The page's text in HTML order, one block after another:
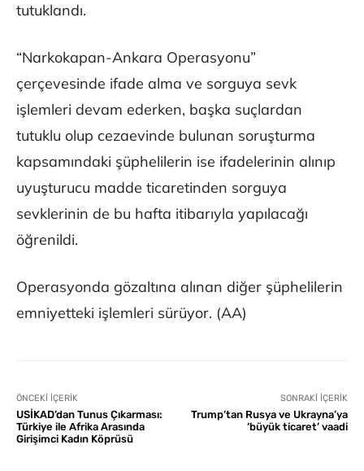
tutuklandı.
“Narkokapan-Ankara Operasyonu”
çerçevesinde ifade alma ve sorguya sevk
işlemleri devam ederken, başka suçlardan
tutuklu olup cezaevinde bulunan soruşturma
kapsamındaki şüphelilerin ise ifadelerinin alınıp
uyuşturucu madde ticaretinden sorguya
sevklerinin de bu hafta itibarıyla yapılacağı
öğrenildi.
Operasyonda gözaltına alınan diğer şüphelilerin
emniyetteki işlemleri sürüyor. (AA)
ÖNCEKI İÇERIK
USİKAD’dan Tunus Çıkarması:
Türkiye ile Afrika Arasında
Girişimci Kadın Köprüsü
SONRAKI İÇERIK
Trump’tan Rusya ve Ukrayna’ya
‘büyük ticaret’ vaadi